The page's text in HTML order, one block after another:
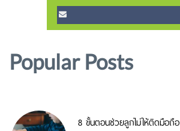
Popular Posts
8 ขั้นตอนช่วยลูกไม่ให้ติดมือถือ